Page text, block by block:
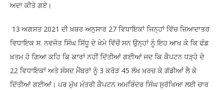
ਅਦਾ ਕੀਤੇ ਗਏ।
13 ਅਗਸਤ 2021 ਦੀ ਖ਼ਬਰ ਅਨੁਸਾਰ 27 ਵਿਧਾਇਕਾਂ ਜਿਨ੍ਹਾਂ ਵਿੱਚ ਜ਼ਿਆਦਾਤਰ
ਵਿਧਾਇਕ ਸ. ਨਵਜੋਤ ਸਿੰਘ ਸਿੱਧੂ ਦੇ ਖੇਮੇ ਵਿੱਚੋਂ ਸਨ ਉਨ੍ਹਾਂ ਨੂੰ ਇਹ ਆਖ ਕੇ ਕਿ ਫੰਡ
ਖ਼ਤਮ ਹੋ ਗਿਆ ਕਹਿ ਕਿ ਕਾਰਾਂ ਨਹੀਂ ਦਿੱਤੀਆਂ ਗਈਆਂ ਜਦ ਕਿ ਕੈਪਟਨ ਧੜ੍ਹੇ ਦੇ
22 ਵਿਧਾਇਕਾਂ ਅਤੇ ਸੰਸਦ ਮੈਂਬਰਾਂ ਨੂੰ 3 ਕਰੋੜ 45 ਲੱਖ ਖ਼ਰਚ ਕੇ ਗੱਡੀਆਂ ਲੈ ਕੇ
ਦਿੱਤੀਆਂ ਗਈਆਂ। ਪਰ ਮੁੱਖ ਮੰਤਰੀ ਕੈਪਟਨ ਅਮਰਿੰਦਰ ਸਿੰਘ ਸੁਰੱਖਿਆ ਲਈ ਚਾਰ